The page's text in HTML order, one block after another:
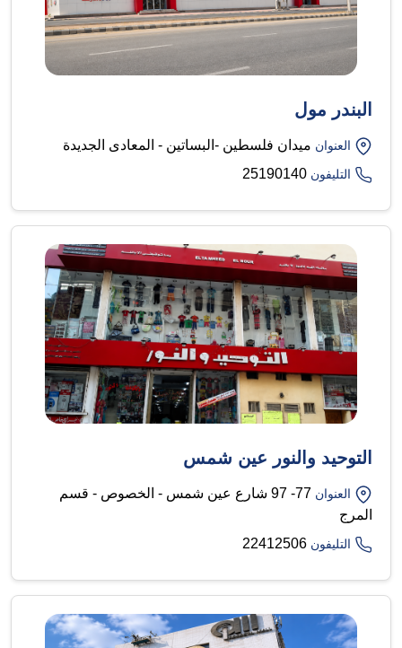
البندر مول
العنوان ميدان فلسطين -البساتين - المعادى الجديدة
التليفون 25190140
التوحيد والنور عين شمس
العنوان
77- 97 شارع عين شمس - الخصوص - قسم
المرج
التليفون 22412506